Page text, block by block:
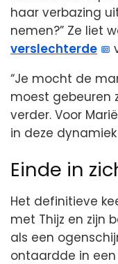
haar verbazing
nemen?” Ze liet
verslechterde
“Je mocht de
moest gebeuren
verder. Voor
in deze
Einde in
Het definitieve
met Thijz en zijn
als een
ontaardde in